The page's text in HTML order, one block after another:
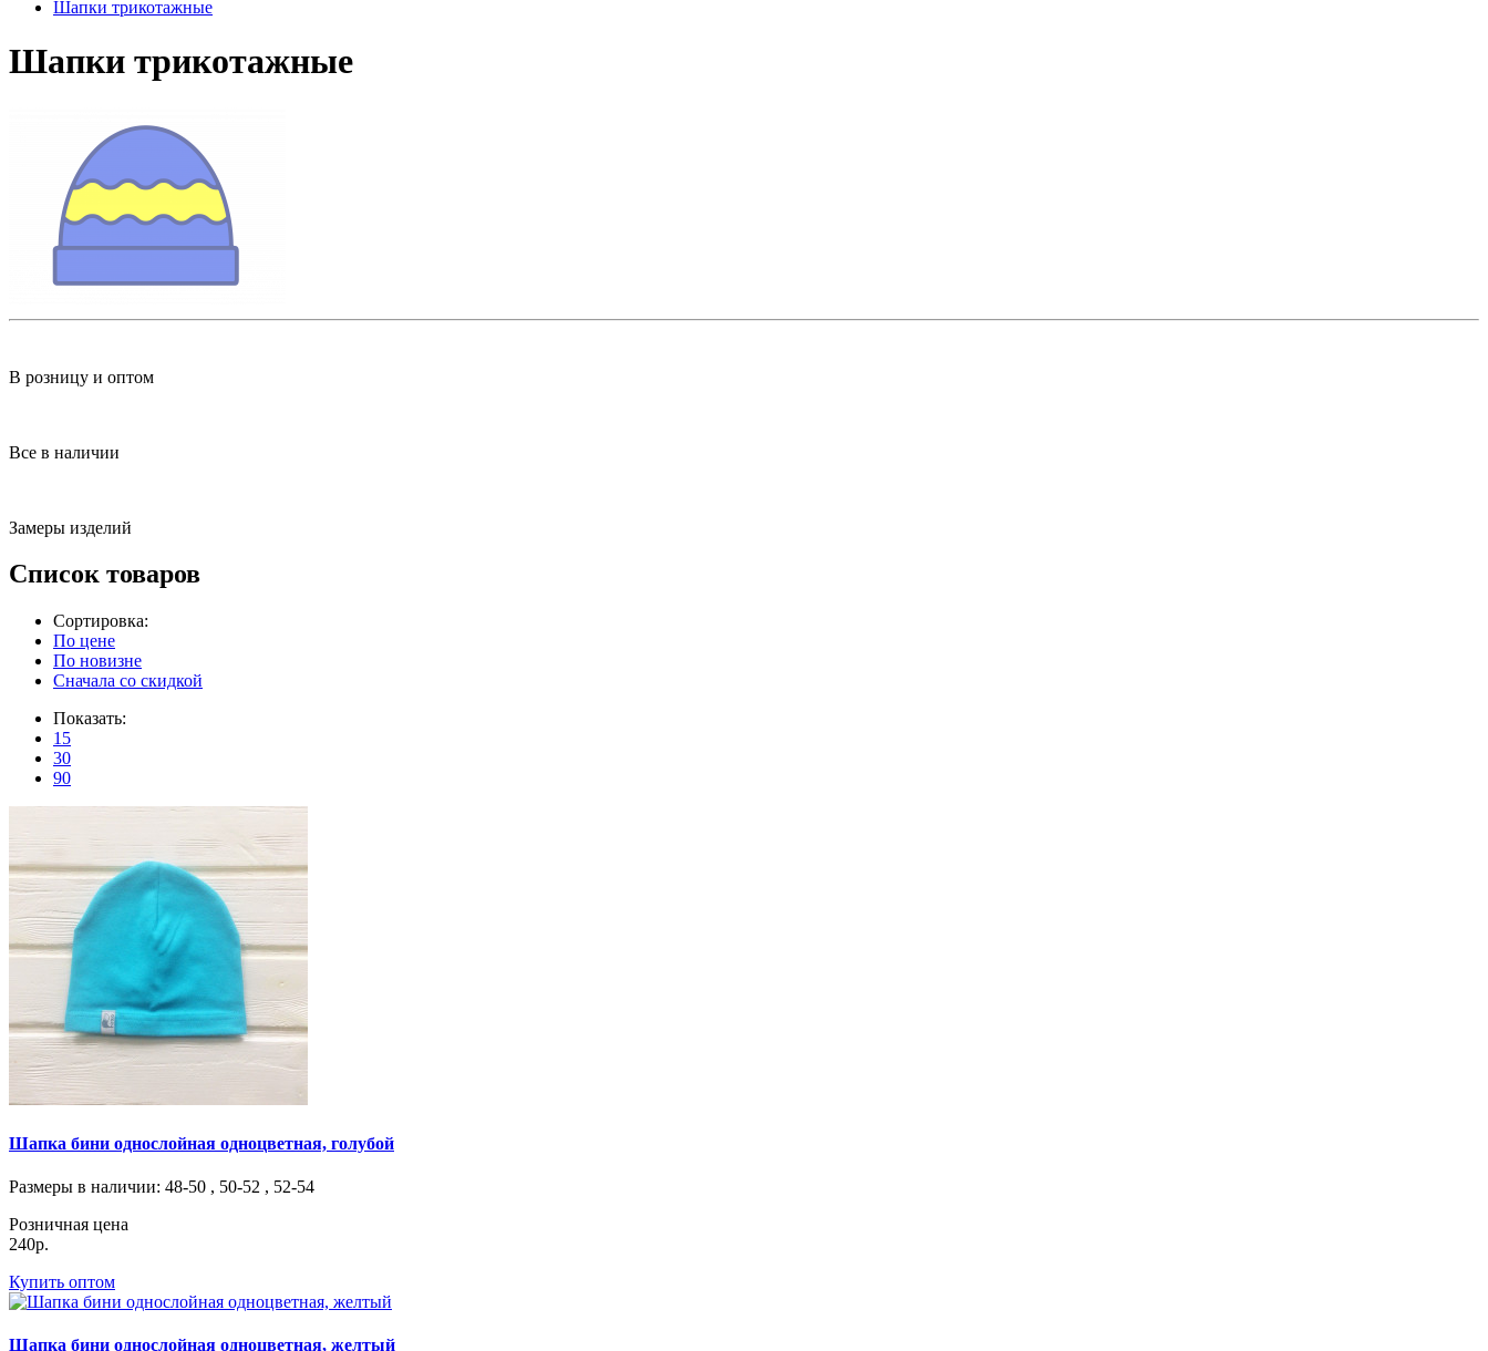
Шапки трикотажные
Шапки трикотажные
В розницу и оптом
Все в наличии
Замеры изделий
Список товаров
Сортировка:
По цене
По новизне
Сначала со скидкой
Показать:
15
30
90
Шапка бини однослойная одноцветная, голубой
Размеры в наличии: 48-50 , 50-52 , 52-54
Розничная цена
240р.
Купить оптом
Шапка бини однослойная одноцветная, желтый